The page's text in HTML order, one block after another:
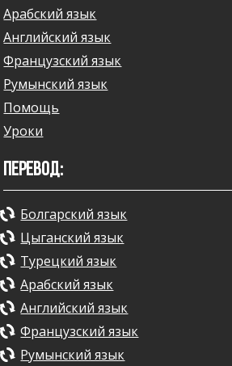
Арабский язык
Английский язык
Французский язык
Румынский язык
Помощь
Уроки
ПЕРЕВОД:
Болгарский язык
Цыганский язык
Турецкий язык
Арабский язык
Английский язык
Французский язык
Румынский язык